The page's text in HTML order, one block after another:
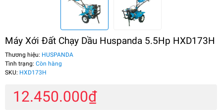
Máy Xới Đất Chạy Dầu Huspanda 5.5Hp HXD173H
Thương hiệu: HUSPANDA
Tình trạng: Còn hàng
SKU: HXD173H
12.450.000₫